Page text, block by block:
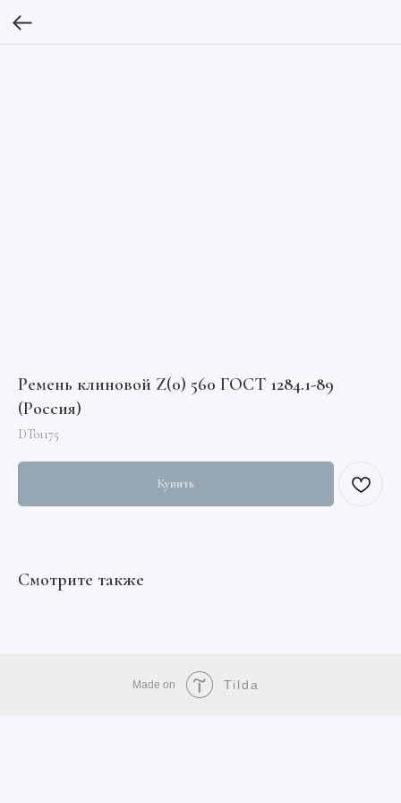
Ремень клиновой Z(0) 560 ГОСТ 1284.1-89
(Россия)
DT01175
Купить
Смотрите также
Made on Tilda